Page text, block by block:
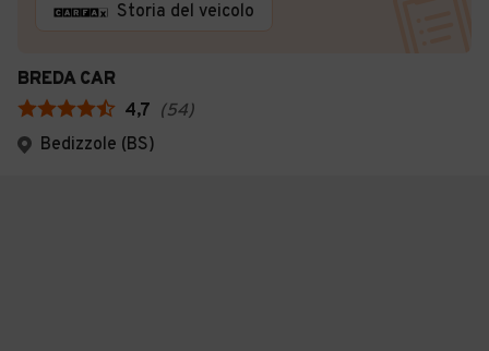
Storia del veicolo
BREDA CAR
4,7 (54)
Bedizzole (BS)